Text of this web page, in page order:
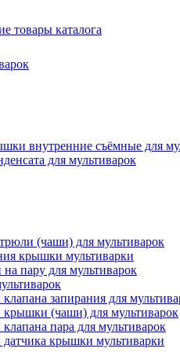
товары каталога
внутренние съёмные для
для мультиварок
(чаши) для мультиварок
крышки мультиварки
пару для мультиварок
запирания для
крышки (чаши) для мультиварок
пара для мультиварок
крышки мультиварки